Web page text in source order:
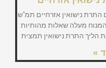
התרת נישואין אזרחיים תמ"ש
המנוח מעלה שאלות מהותיות
הליך התרת נישואין תמצית
»